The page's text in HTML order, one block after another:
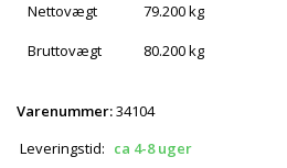
Nettovægt
79.200 kg
Bruttovægt
80.200 kg
Varenummer:34104
Leveringstid: ca 4-8 uger